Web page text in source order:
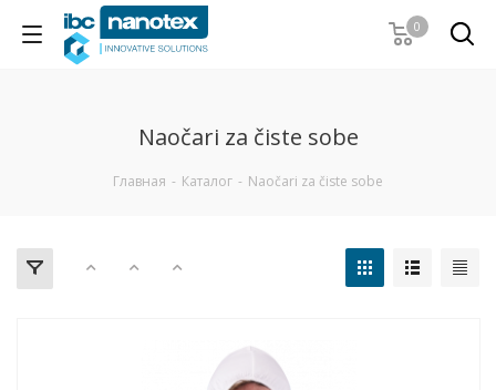
0
Naočari za čiste sobe
Главная - Каталог - Naočari za čiste sobe